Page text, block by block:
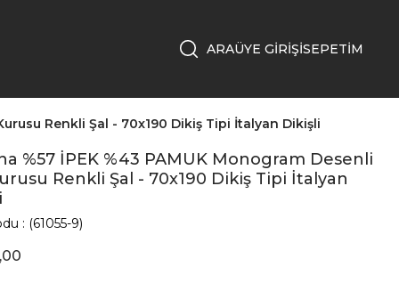
ÜYE GIRIŞISEPETIM
Renkli Şal - 70x190 Dikiş Tipi İtalyan Dikişli
%57 İPEK %43 PAMUK Monogram Desenli
Renkli Şal - 70x190 Dikiş Tipi İtalyan
(61055-9)